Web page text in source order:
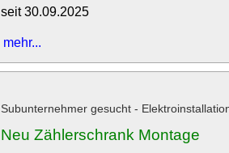
seit 30.09.2025
mehr...
Subunternehmer gesucht -
Neu Zählerschrank Montage